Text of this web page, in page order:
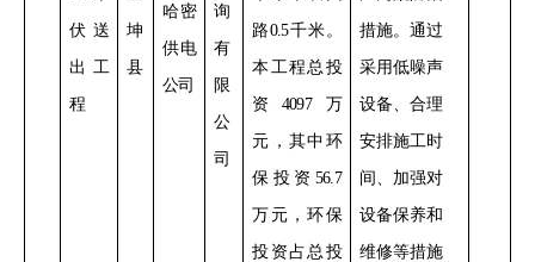
伏送
出工
程
坤
县
哈密
供电
公司
询
有
限
公
司
路0.5千米。
本工程总投
资 4097万
元，其中环
保投资 56.7
万元，环保
投资占总投
措施。通过
采用低噪声
设备、合理
安排施工时
间、加强对
设备保养和
维修等措施